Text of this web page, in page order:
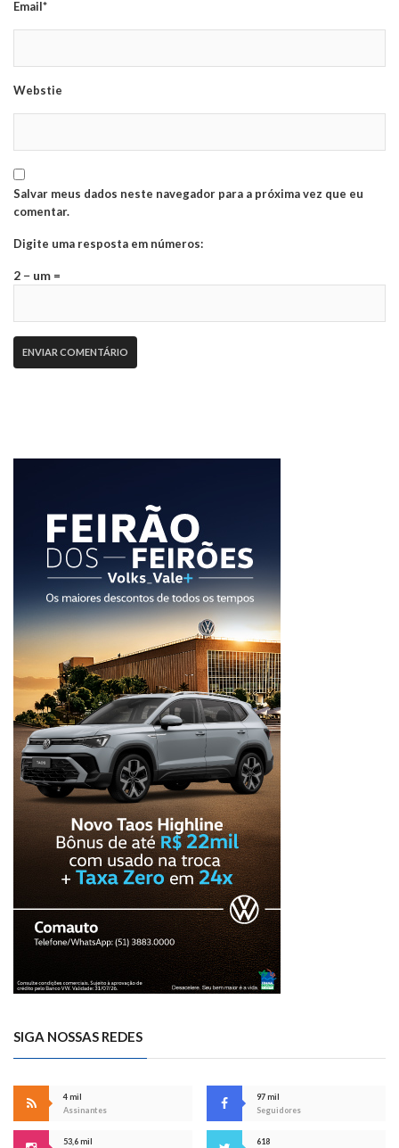
Email*
Webstie
Salvar meus dados neste navegador para a próxima vez que eu
comentar.
Digite uma resposta em números:
2 − um =
SIGA NOSSAS REDES
4 mil
Assinantes
97 mil
Seguidores
53,6 mil
618